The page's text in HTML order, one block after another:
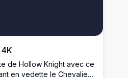
de Hollow Knight avec ce
en vedette le Chevalier